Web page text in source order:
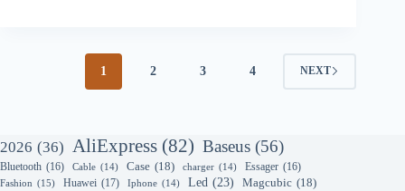
1 2 3 4 NEXT
2026 (36) AliExpress (82) Baseus (56)
Bluetooth (16) Cable (14) Case (18) charger (14) Essager (16)
Fashion (15) Huawei (17) Iphone (14) Led (23) Magcubic (18)